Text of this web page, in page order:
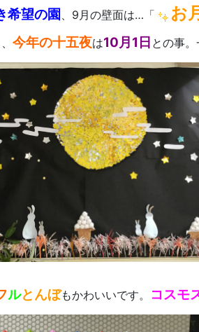
希望の園 、9月の壁面は…「 お
今年の十五夜は10月1日 との事
ルとんぼもかわいいです。 コスモ